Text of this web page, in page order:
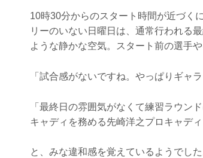
10時30分からのスタート時間が近づく
リーのいない日曜日は、通常行われる
ような静かな空気。スタート前の選手
「試合感がないですね。やっぱりギャ
「最終日の雰囲気がなくて練習ラウン
キャディを務める先崎洋之プロキャディ
と、みな違和感を覚えているようでし